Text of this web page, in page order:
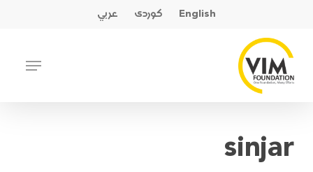
content
English کوردی عربي
Menu
sinjar
Close
Menu